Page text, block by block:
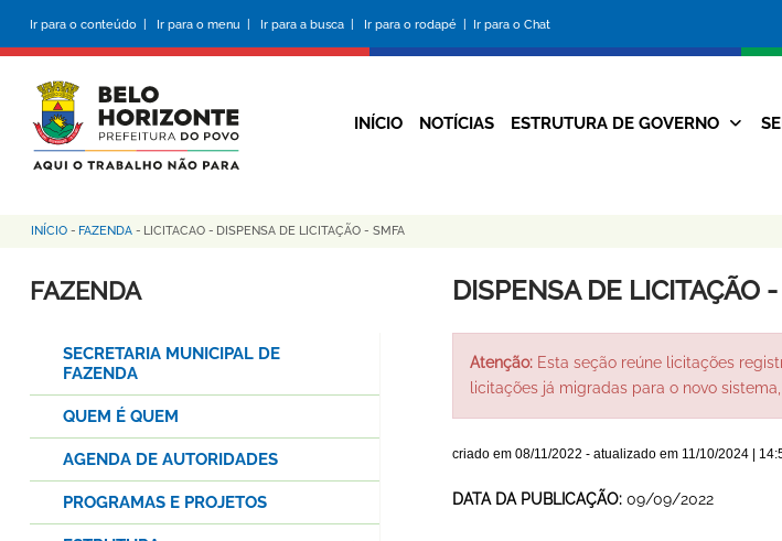
conteúdo
principal
Ir para o conteúdo | Ir para o menu | Ir para a busca | Ir para o rodapé | Ir para o Chat
da
Prefeitura
INÍCIO NOTÍCIAS ESTRUTURA DE GOVERNO
Trilha
de
INÍCIO - FAZENDA - LICITACAO - DISPENSA DE LICITAÇÃO - SMFA
DISPENSA DE LICITAÇÃO
Atenção:Esta seção reúne licitações
licitações já migradas para o novo sistema,
criado em 08/11/2022 - atualizado em 11/10/2024 |
DATA DA PUBLICAÇÃO: 09/09/2022
FAZENDA
SECRETARIA MUNICIPAL DE
FAZENDA
QUEM É QUEM
AGENDA DE AUTORIDADES
PROGRAMAS E PROJETOS